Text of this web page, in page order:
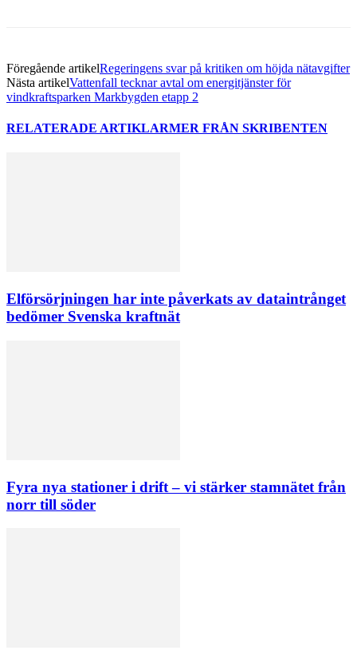
Föregående artikelRegeringens svar på kritiken om höjda nätavgifter
Nästa artikelVattenfall tecknar avtal om energitjänster för
vindkraftsparken Markbygden etapp 2
RELATERADE ARTIKLARMER FRÅN SKRIBENTEN
Elförsörjningen har inte påverkats av dataintrånget
bedömer Svenska kraftnät
Fyra nya stationer i drift – vi stärker stamnätet från
norr till söder